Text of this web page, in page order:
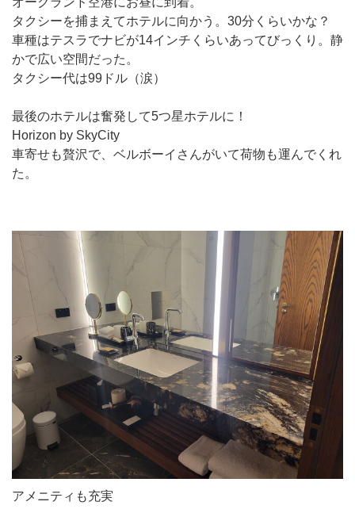
タクシーを捕まえてホテルに向かう。30分くらいかな？
車種はテスラでナビが14インチくらいあってびっくり。静
かで広い空間だった。
タクシー代は99ドル（涙）
最後のホテルは奮発して5つ星ホテルに！
Horizon by SkyCity
車寄せも贅沢で、ベルボーイさんがいて荷物も運んでくれ
た。
アメニティも充実